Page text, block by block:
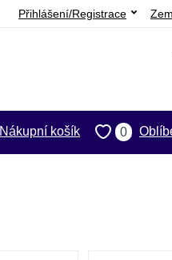
Přihlášení/Registrace
0
Nákupní košík